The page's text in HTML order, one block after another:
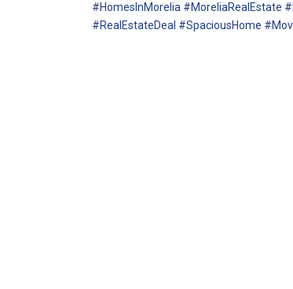
#HomesInMorelia #MoreliaRealEstate
#RealEstateDeal #SpaciousHome